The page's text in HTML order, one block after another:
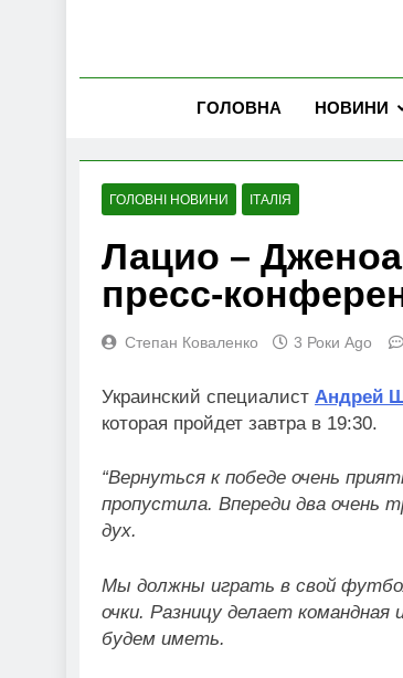
ГОЛОВНА НОВИНИ
ГОЛОВНІ НОВИНИ ІТАЛІЯ
Лацио –
пресс-
Степан Коваленко 3 Роки Ago
Украинский специалист Андрей
которая пройдет завтра в 19:30.
“Вернуться к победе очень
пропустила. Впереди два
дух.
Мы должны играть в свой
очки. Разницу делает
будем иметь.